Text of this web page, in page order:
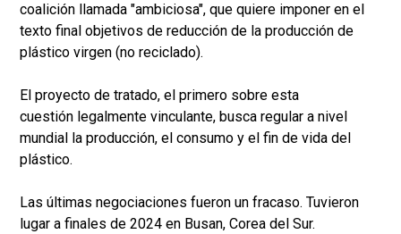
coalición llamada "ambiciosa", que quiere imponer en el
texto final objetivos de reducción de la producción de
plástico virgen (no reciclado).
El proyecto de tratado, el primero sobre esta
cuestión legalmente vinculante, busca regular a nivel
mundial la producción, el consumo y el fin de vida del
plástico.
Las últimas negociaciones fueron un fracaso. Tuvieron
lugar a finales de 2024 en Busan, Corea del Sur.